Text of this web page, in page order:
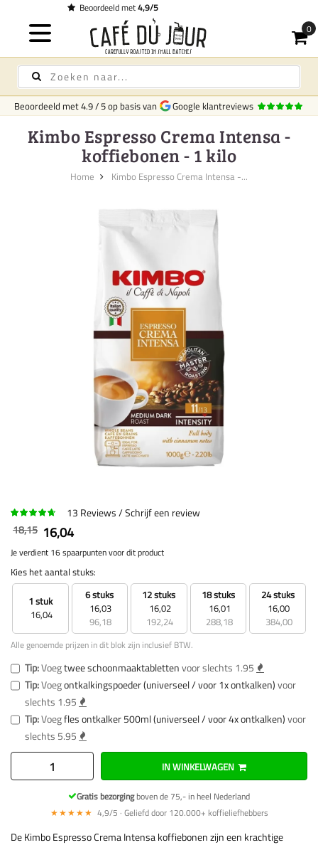
Beoordeeld met4.9/5op basis van Google klantreviews
Kimbo Espresso Crema Intensa -
koffiebonen - 1 kilo
Home Kimbo Espresso Crema Intensa -...
13 Reviews
Schrijf een review
18,15 16,04
Je verdient 16 spaarpunten voor dit product
Kies het aantal stuks:
1 stuk
16,04
6 stuks
16,03
96,18
12 stuks
16,02
192,24
18 stuks
16,01
288,18
24 stuks
16,00
384,00
Alle genoemde prijzen in dit blok zijn inclusief BTW.
Tip:Voegtwee schoonmaaktablettenvoor slechts 1.95
Tip:Voegontkalkingspoeder (universeel / voor 1x ontkalken)voor
slechts 1.95
Tip:Voegfles ontkalker 500ml (universeel / voor 4x ontkalken)voor
slechts 5.95
IN WINKELWAGEN
Gratis bezorgingboven de 75,- in heel Nederland
★★★★★ 4,9/5 · Geliefd door 120.000+ koffieliefhebbers
De Kimbo Espresso Crema Intensa koffiebonen zijn een krachtige